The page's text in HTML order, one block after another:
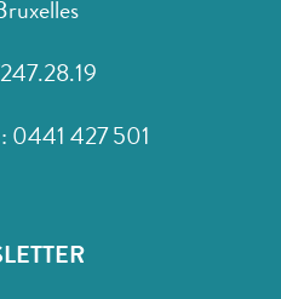
0441 427 501